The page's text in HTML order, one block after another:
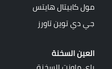
مول كابيتال هايتس
جي دي توين تاورز
العين السخنة